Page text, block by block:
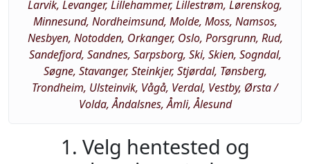
Larvik, Levanger, Lillehammer, Lillestrøm, Lørenskog,
Minnesund, Nordheimsund, Molde, Moss, Namsos,
Nesbyen, Notodden, Orkanger, Oslo, Porsgrunn, Rud,
Sandefjord, Sandnes, Sarpsborg, Ski, Skien, Sogndal,
Søgne, Stavanger, Steinkjer, Stjørdal, Tønsberg,
Trondheim, Ulsteinvik, Vågå, Verdal, Vestby, Ørsta /
Volda, Åndalsnes, Åmli, Ålesund
1. Velg hentested og